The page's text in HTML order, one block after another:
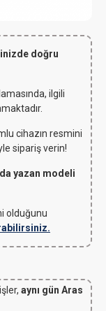
doğru
ilgili
cihazın resmini
sipariş verin!
yazan modeli
olduğunu
aynı gün Aras